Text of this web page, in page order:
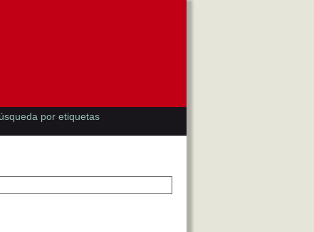
por etiquetas